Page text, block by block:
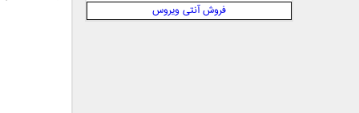
پارسا چیلیک فروش آنتی ویروس